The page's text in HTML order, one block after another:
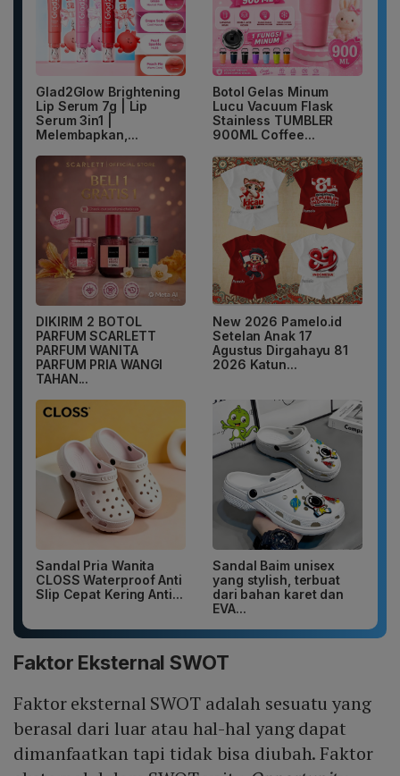
Glad2Glow Brightening
Lip Serum 7g | Lip
Serum 3in1 |
Melembapkan,...
Botol Gelas Minum
Lucu Vacuum Flask
Stainless TUMBLER
900ML Coffee...
DIKIRIM 2 BOTOL
PARFUM SCARLETT
PARFUM WANITA
PARFUM PRIA WANGI
TAHAN...
New 2026 Pamelo.id
Setelan Anak 17
Agustus Dirgahayu 81
2026 Katun...
Sandal Pria Wanita
CLOSS Waterproof Anti
Slip Cepat Kering Anti...
Sandal Baim unisex
yang stylish, terbuat
dari bahan karet dan
EVA...
Faktor Eksternal SWOT
Faktor eksternal SWOT adalah sesuatu yang
berasal dari luar atau hal-hal yang dapat
dimanfaatkan tapi tidak bisa diubah. Faktor